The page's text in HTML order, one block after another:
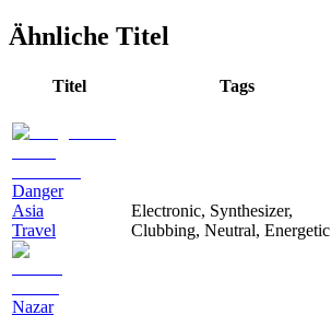
Ähnliche Titel
Titel Tags
Danger
Asia
Travel
Nazar
Electronic, Synthesizer,
Clubbing, Neutral, Energetic